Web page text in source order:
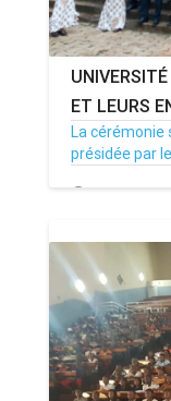
ET LEURS
La cérémonie
présidée par
31/08/20